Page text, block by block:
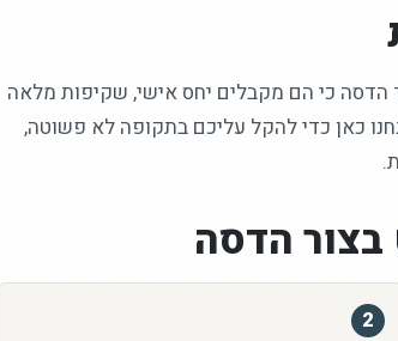
הדסה כי הם מקבלים יחס אישי, שקיפות מלאה
כאן כדי להקל עליכם בתקופה לא פשוטה,
בצור הדסה
2